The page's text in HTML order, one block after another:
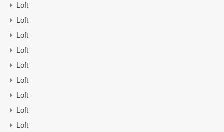
Loft
Loft
Loft
Loft
Loft
Loft
Loft
Loft
Loft